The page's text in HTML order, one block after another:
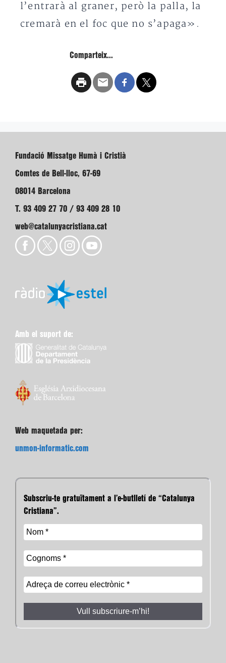
l’entrarà al graner, però la palla, la
cremarà en el foc que no s’apaga».
Comparteix...
Fundació Missatge Humà i Cristià
Comtes de Bell-lloc, 67-69
08014 Barcelona
T. 93 409 27 70 / 93 409 28 10
web@catalunyacristiana.cat
Amb el suport de:
Web maquetada per:
unmon-informatic.com
Subscriu-te gratuïtament a l’e-butlletí de “Catalunya
Cristiana”.